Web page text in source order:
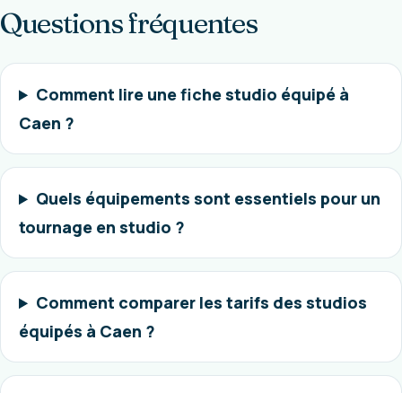
Questions fréquentes
Comment lire une fiche studio équipé à
Caen ?
Quels équipements sont essentiels pour un
tournage en studio ?
Comment comparer les tarifs des studios
équipés à Caen ?